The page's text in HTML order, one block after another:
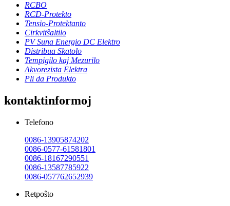
RCBO
RCD-Protekto
Tensio-Protektanto
Cirkvitŝaltilo
PV Suna Energio DC Elektro
Distribua Skatolo
Tempigilo kaj Mezurilo
Akvorezista Elektra
Pli da Produkto
kontaktinformoj
Telefono
0086-13905874202
0086-0577-61581801
0086-18167290551
0086-13587785922
0086-057762652939
Retpoŝto